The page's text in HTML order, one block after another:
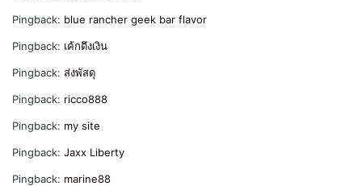
Pingback: blue rancher geek bar flavor
Pingback: เค้กดึงเงิน
Pingback: ส่งพัสดุ
Pingback: ricco888
Pingback: my site
Pingback: Jaxx Liberty
Pingback: marine88